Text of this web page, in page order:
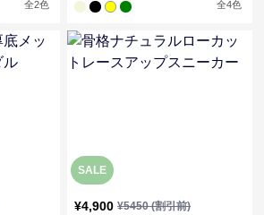
全2色 全4色
SALE
¥4,900 ¥5450(割引前)